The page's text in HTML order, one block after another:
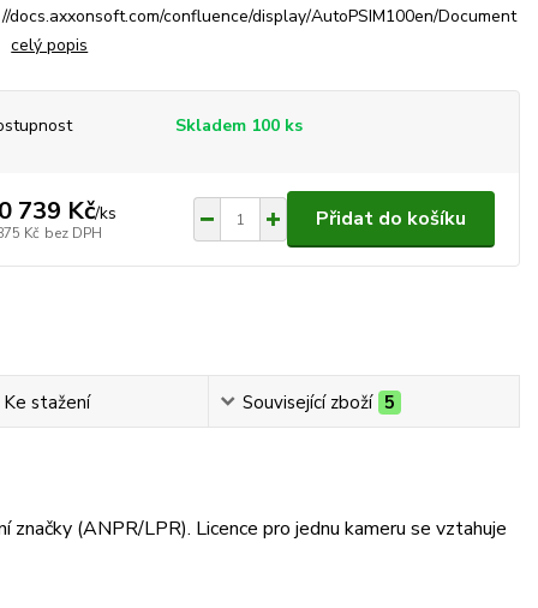
docs.axxonsoft.com/confluence/display/AutoPSIM100en/Document
celý popis
Skladem 100 ks
739 Kč/ks
Kč bez DPH
Přidat do košíku
Ke stažení Související zboží 5
(ANPR/LPR). Licence pro jednu kameru se vztahuje